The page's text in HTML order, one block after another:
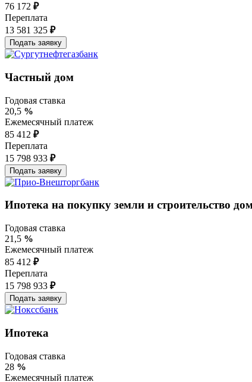
76 172 ₽
Переплата
13 581 325 ₽
Частный дом
Годовая ставка
20,5 %
Ежемесячный платеж
85 412 ₽
Переплата
15 798 933 ₽
Ипотека на покупку земли и строительство
Годовая ставка
21,5 %
Ежемесячный платеж
85 412 ₽
Переплата
15 798 933 ₽
Ипотека
Годовая ставка
28 %
Ежемесячный платеж